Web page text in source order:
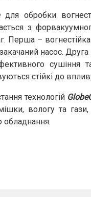
для обробки
з
Перша –
насос.
сушіння
стійкі до
технологій
вологу та
обладнання.